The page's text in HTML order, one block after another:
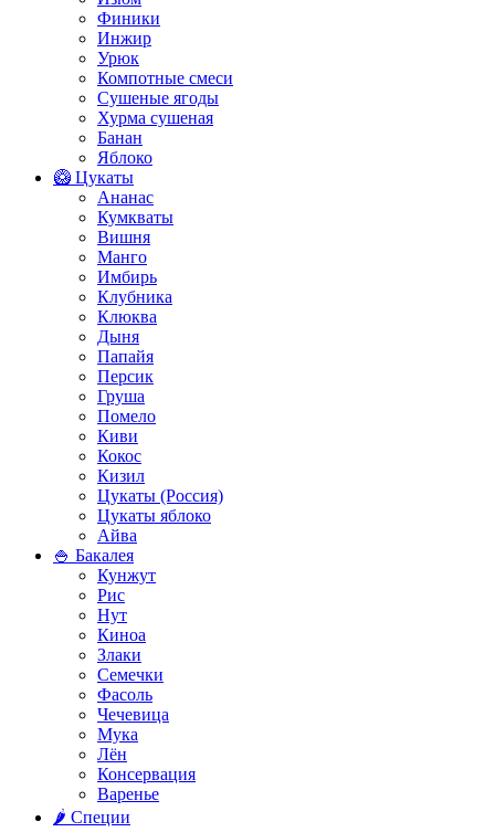
Финики
Инжир
Урюк
Компотные смеси
Сушеные ягоды
Хурма сушеная
Банан
Яблоко
🥝 Цукаты
Ананас
Кумкваты
Вишня
Манго
Имбирь
Клубника
Клюква
Дыня
Папайя
Персик
Груша
Помело
Киви
Кокос
Кизил
Цукаты (Россия)
Цукаты яблоко
Айва
🍚 Бакалея
Кунжут
Рис
Нут
Киноа
Злаки
Семечки
Фасоль
Чечевица
Мука
Лён
Консервация
Варенье
🌶️ Специи